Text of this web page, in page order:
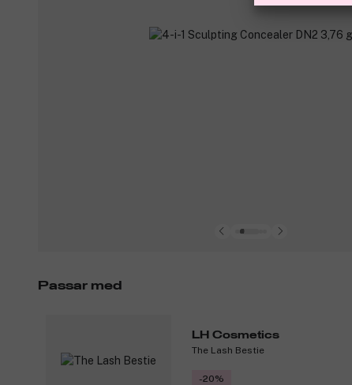
Passar med
LH Cosmetics
The Lash Bestie
-20%